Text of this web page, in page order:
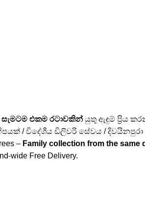
එකම රටාවකින් යුතු ඇඳුම් ප්‍රිය
/ විදේශීය ඩිලිවරි සේවය / දිවයිනපුරා
– Family collection from the same
wide Free Delivery.